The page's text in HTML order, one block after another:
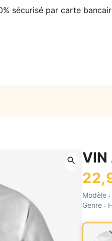
sécurisé par carte
VIN
Modèle :
Genre :